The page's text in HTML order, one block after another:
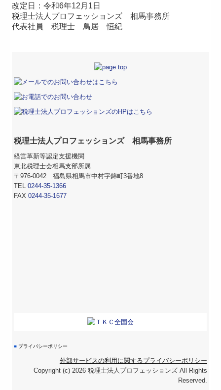
改定日：令和6年12月1日
税理士法人プロフェッションズ 相馬事務所
代表社員 税理士 鳥居 恒紀
税理士法人プロフェッションズ 相馬事務所
経営革新等認定支援機関
東北税理士会相馬支部所属
〒976-0042 福島県相馬市中村字錦町3番地8
TEL0244-35-1366
FAX0244-35-1677
■ プライバシーポリシー
外部サービスの利用に関するプライバシーポリシー
Copyright (c) 2026 税理士法人プロフェッションズ All Rights
Reserved.